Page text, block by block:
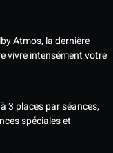
Atmos, la dernière
vivre intensément votre
3 places par séances,
spéciales et